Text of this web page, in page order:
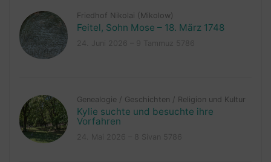
Friedhof Nikolai (Mikolow)
Feitel, Sohn Mose – 18. März 1748
Genealogie / Geschichten / Religion und Kultur
Kylie suchte und besuchte ihre
Vorfahren